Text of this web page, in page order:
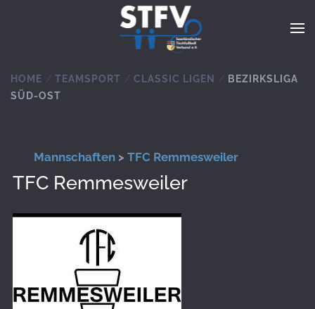
Zum Hauptinhalt springen
HOME TEAMSPORT CLASSIC LIGEN
BEZIRKSLIGA
SÜD-OST
Mannschaften > TFC Remmesweiler
TFC Remmesweiler